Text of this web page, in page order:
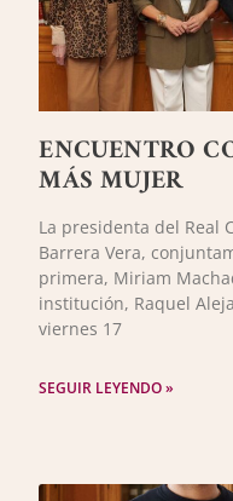
ENCUENTRO
MÁS MUJER
La presidenta del Real
Barrera Vera,
primera, Miriam
institución, Raquel
viernes 17
SEGUIR LEYENDO »